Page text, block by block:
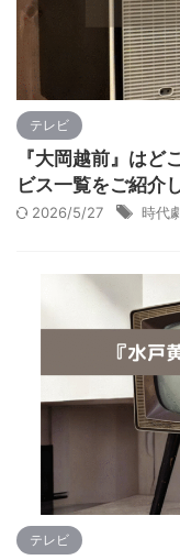
テレビ
『大岡越前』はど
ビス一覧をご紹介
2026/5/27 時代
テレビ